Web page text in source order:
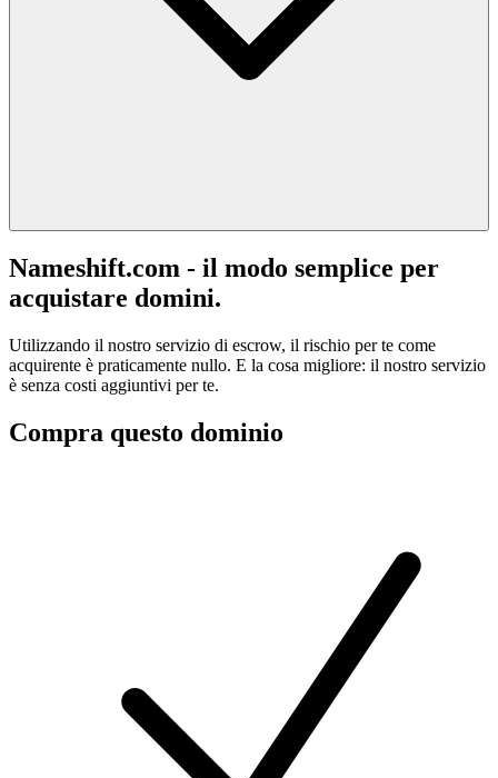
Nameshift.com - il modo semplice per
acquistare domini.
Utilizzando il nostro servizio di escrow, il rischio per te come
acquirente è praticamente nullo. E la cosa migliore: il nostro servizio
è senza costi aggiuntivi per te.
Compra questo dominio